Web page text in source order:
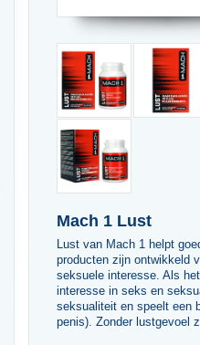
Mach 1 Lust
Lust van Mach 1 helpt
producten zijn ontwikkeld
seksuele interesse. Als
interesse in seks en
seksualiteit en speelt een
penis). Zonder lustgevoel